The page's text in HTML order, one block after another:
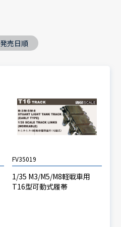
発売日順
FV35019
1/35 M3/M5/M8軽戦車用
T16型可動式履帯